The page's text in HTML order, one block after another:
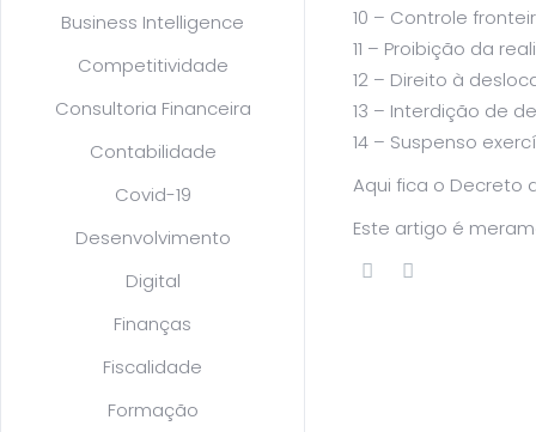
Business Intelligence
Competitividade
Consultoria Financeira
Contabilidade
Covid-19
Desenvolvimento
Digital
Finanças
Fiscalidade
Formação
10 – Controle
11 – Proibição da
12 – Direito à
13 – Interdição de
14 – Suspenso
Aqui fica o Decreto
Este artigo é